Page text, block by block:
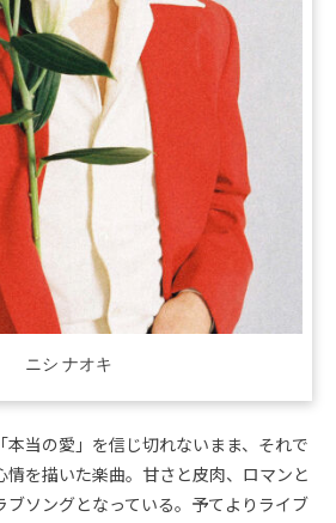
ニシ ナオキ
本当の愛」を信じ切れないまま、それで
情を描いた楽曲。甘さと皮肉、ロマンと
ブソングとなっている。予てよりライブ